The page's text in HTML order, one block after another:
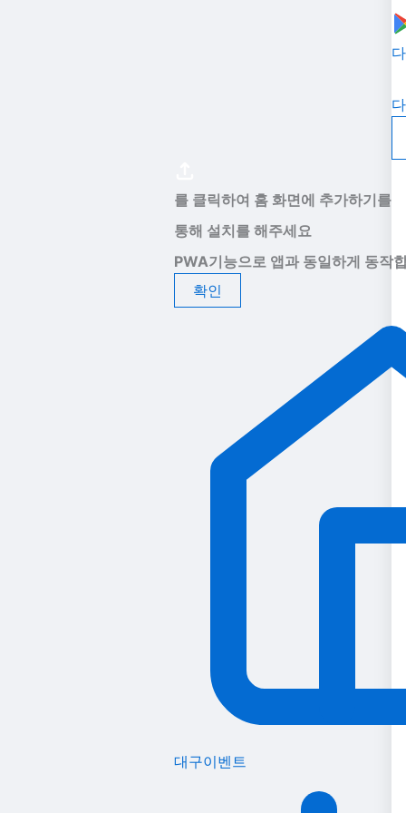
를 클릭하여 홈 화면에 추가하기를
통해 설치를 해주세요
PWA기능으로 앱과 동일하게 동작
확인
대구이벤트